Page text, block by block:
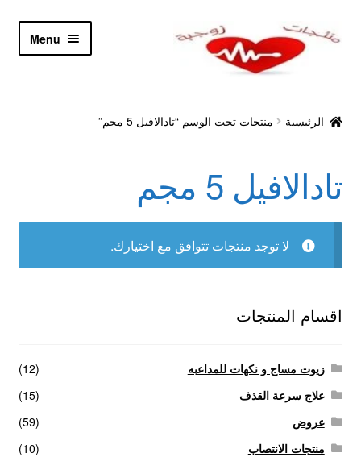
Skip
Skip
Menu
أدوية تكبير و تضخيم العضو
اتصل بنا
اتمام الطلب
ادوية تخسيس
الاكثر مبيعا
العاب زوجية
الرئيسية منتجات تحت الوسم “تادالافيل 5 مجم”
تادالافيل 5 مجم
لا توجد منتجات تتوافق مع اختيارك.
اقسام المنتجات
زيوت مساج و نكهات للمداعبه
(12)
علاج سرعة القذف
(15)
عروض
(59)
منتجات الانتصاب
(10)